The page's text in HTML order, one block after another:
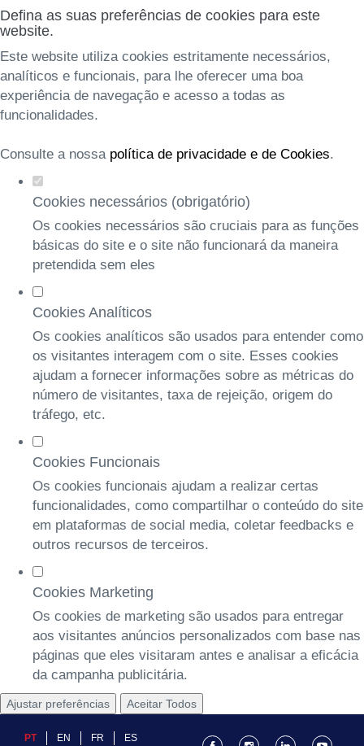
Defina as suas preferências de cookies para este
website.
Este website utiliza cookies estritamente necessários,
analíticos e funcionais, para lhe oferecer uma boa
experiência de navegação e acesso a todas as
funcionalidades.
Consulte a nossa política de privacidade e de Cookies.
Cookies necessários (obrigatório)
Os cookies necessários são cruciais para as funções
básicas do site e o site não funcionará da maneira
pretendida sem eles
Cookies Analíticos
Os cookies analíticos são usados para entender como
os visitantes interagem com o site. Esses cookies
ajudam a fornecer informações sobre as métricas do
número de visitantes, taxa de rejeição, origem do
tráfego, etc.
Cookies Funcionais
Os cookies funcionais ajudam a realizar certas
funcionalidades, como compartilhar o conteúdo do site
em plataformas de social media, coletar feedbacks e
outros recursos de terceiros.
Cookies Marketing
Os cookies de marketing são usados para entregar
aos visitantes anúncios personalizados com base nas
páginas que eles visitaram antes e analisar a eficácia
da campanha publicitária.
Ajustar preferências Aceitar Todos
PT EN FR ES